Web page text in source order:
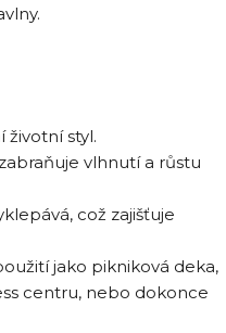
životní styl.
vlhnutí a růstu
což zajišťuje
jako pikniková deka,
centru, nebo dokonce